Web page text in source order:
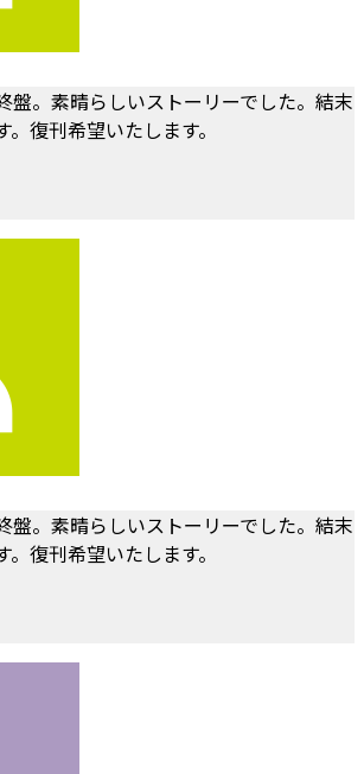
盤。素晴らしいストーリーでした。結末
復刊希望いたします。
盤。素晴らしいストーリーでした。結末
復刊希望いたします。